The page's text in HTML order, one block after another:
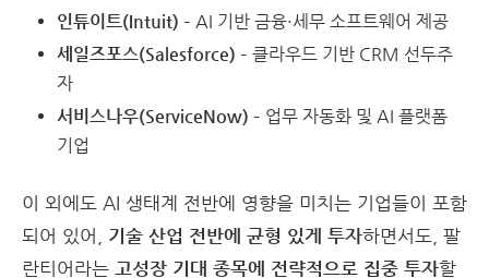
인튜이트(Intuit) – AI 기반 금융·세무 소프트웨어 제공
세일즈포스(Salesforce) – 클라우드 기반 CRM 선두주
자
서비스나우(ServiceNow) – 업무 자동화 및 AI 플랫폼
기업
이 외에도 AI 생태계 전반에 영향을 미치는 기업들이 포함
되어 있어, 기술 산업 전반에 균형 있게 투자하면서도, 팔
란티어라는 고성장 기대 종목에 전략적으로 집중 투자할